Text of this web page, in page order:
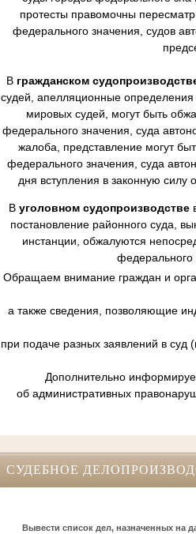
протесты правомочны
федерального значения, судов
В гражданском
судей, апелляционные
мировых судей, могут быть
федерального значения, суда
жалоба, представление могут
федерального значения, суда
дня вступления в законную
В уголовном судопроизводстве
постановление районного суда,
инстанции, обжалуются
федерального
Обращаем внимание граждан и
а также сведения, позволяющие
при подаче разных заявлений в
Дополнительно
об административных
СУДЕБНОЕ
Вывести список дел, назначенных на